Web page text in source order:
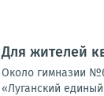
Для жителей
Около гимназии
«Луганский